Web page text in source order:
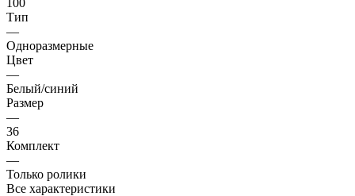
Тип
—
Одноразмерные
Цвет
—
Белый/синий
Размер
—
36
Комплект
—
Только ролики
Все характеристики